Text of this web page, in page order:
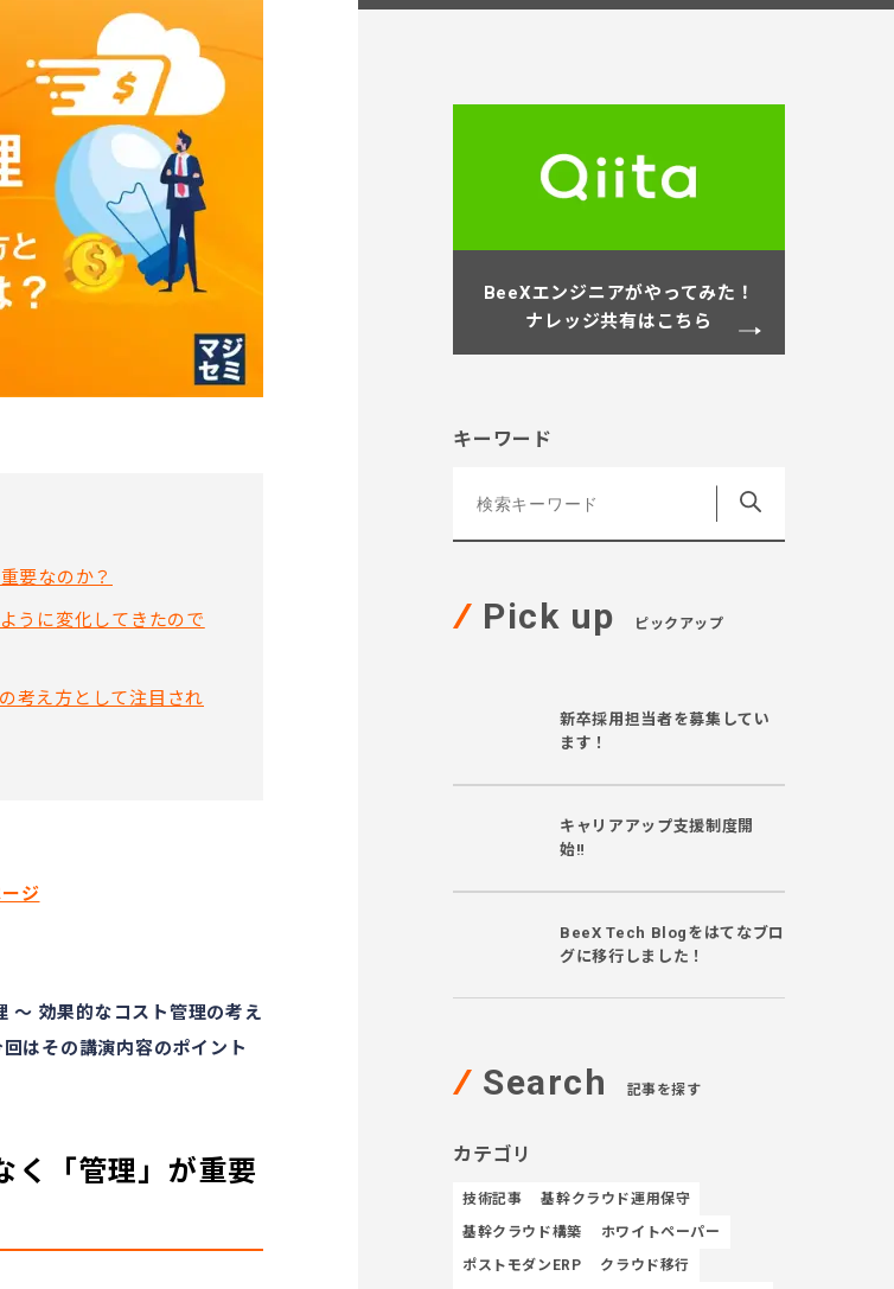
要なのか？
うに変化してきたので
考え方として注目され
ジ
～ 効果的なコスト管理の考え
はその講演内容のポイント
く「管理」が重要
BeeXエンジニアがやってみた！
ナレッジ共有はこちら
キーワード
Pick up ピックアップ
新卒採用担当者を募集してい
ます！
キャリアアップ支援制度開
始‼
BeeX Tech Blogをはてなブロ
グに移行しました！
Search 記事を探す
カテゴリ
技術記事
基幹クラウド運用保守
基幹クラウド構築
ホワイトペーパー
ポストモダンERP
クラウド移行